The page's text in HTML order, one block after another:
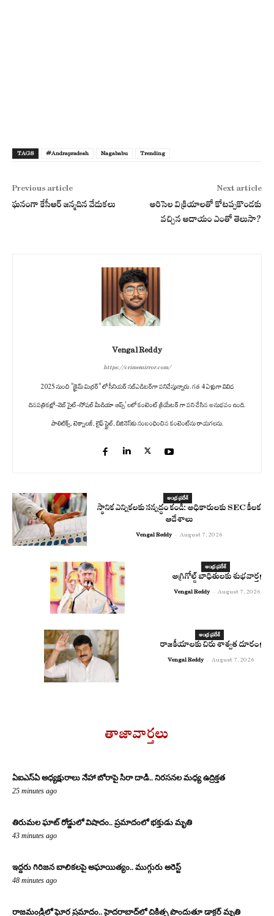
TAGS #Andrapradesh Nagababu Trending
Previous article
ఘ‌నంగా కేసీఆర్ జ‌న్మ‌దిన వేడుక‌లు
Next article
అరిసెల విక్రియాలతో కోటప్పకొండకు
వచ్చిన ఆదాయం ఎంతో తెలుసా?
Vengal Reddy
https://crimemirror.com/
2025 నుంచి "క్రైమ్ మిర్రర్" లో సీనియర్ సబ్‌ఎడిటర్‌గా పనిచేస్తున్నారు. గత 4 ఏళ్లుగా వివిధ
దినపత్రికల్లో-వెబ్ సైట్-సోషల్ మీడియా ఆప్స్' లలో కంటెంట్ క్రియేటర్ గా పని చేసిన అనుభవం ఉంది.
పాలిటిక్స్‌, టెక్నాలజీ, లైఫ్‌ స్టైల్‌, బిజినెస్‌కు సంబంధించిన కంటెంట్‌ను రాయగలను.
ఆంధ్ర ప్రదేశ్
స్థానిక ఎన్నికలకు సన్నద్ధం కండి: అధికారులకు SEC కీలక
ఆదేశాలు
Vengal Reddy - August 7, 2026
ఆంధ్ర ప్రదేశ్
అగ్రిగోల్డ్ బాధితులకు శుభవార్త!
Vengal Reddy - August 7, 2026
ఆంధ్ర ప్రదేశ్
రాజకీయాలకు చిరు శాశ్వత దూరం!
Vengal Reddy - August 7, 2026
తాజావార్తలు
ఏఐఎస్‌ఏ అధ్యక్షురాలు నేహా బోరాపై సిరా దాడి.. నిరసనల మధ్య ఉద్రిక్తత
25 minutes ago
తిరుమల ఘాట్ రోడ్డులో విషాదం.. ప్రమాదంలో భక్తుడు మృతి
43 minutes ago
ఇద్దరు గిరిజన బాలికలపై అఘాయిత్యం.. ముగ్గురు అరెస్ట్
48 minutes ago
రాజమండ్రిలో ఘోర ప్రమాదం.. హైదరాబాద్‌లో చికిత్స పొందుతూ డాక్టర్ మృతి